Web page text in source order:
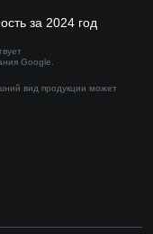
за 2024 год
Google.
вид продукции может